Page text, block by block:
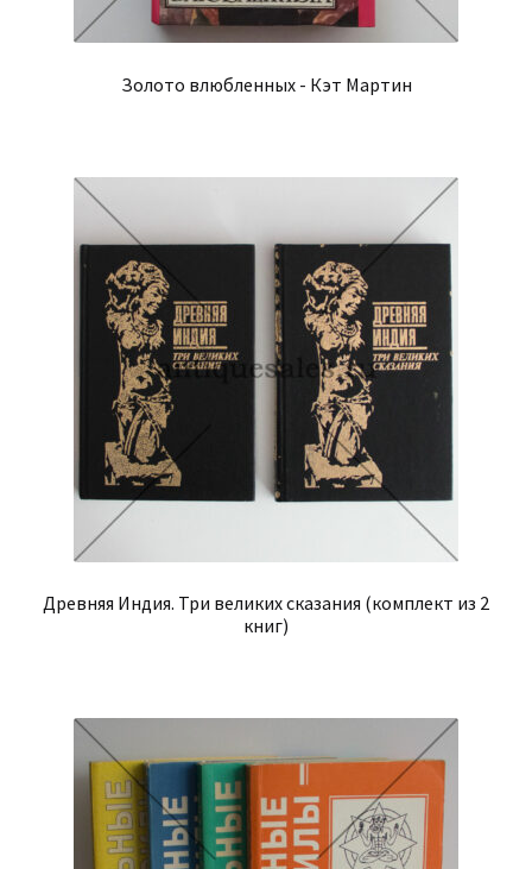
Золото влюбленных - Кэт Мартин
Древняя Индия. Три великих сказания (комплект из 2
книг)